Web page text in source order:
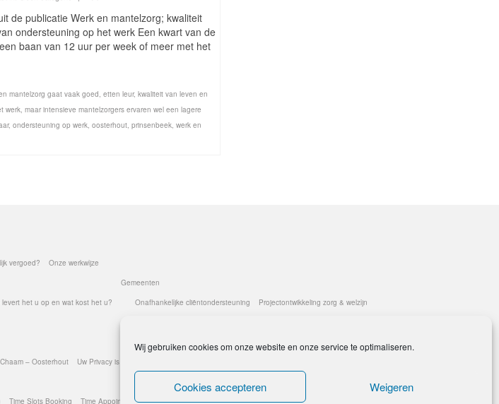
Wij gebruiken cookies om onze website en onze service te optimaliseren.
Cookies accepteren Weigeren
de publicatie Werk en mantelzorg; kwaliteit
ondersteuning op het werk Een kwart van de
baan van 12 uur per week of meer met het
mantelzorg gaat vaak goed, etten leur, kwaliteit van leven en
werk, maar intensieve mantelzorgers ervaren wel een lagere
, ondersteuning op werk, oosterhout, prinsenbeek, werk en
vergoed?
Onze werkwijze
levert het u op en wat kost het u?
Gemeenten
Onafhankelijke cliëntondersteuning
Projectontwikkeling zorg & welzijn
– Oosterhout Uw Privacy is gegarandeerd – AVG compliant
Time Slots Booking Time Appointments Booking Contact Form Book an Appointment